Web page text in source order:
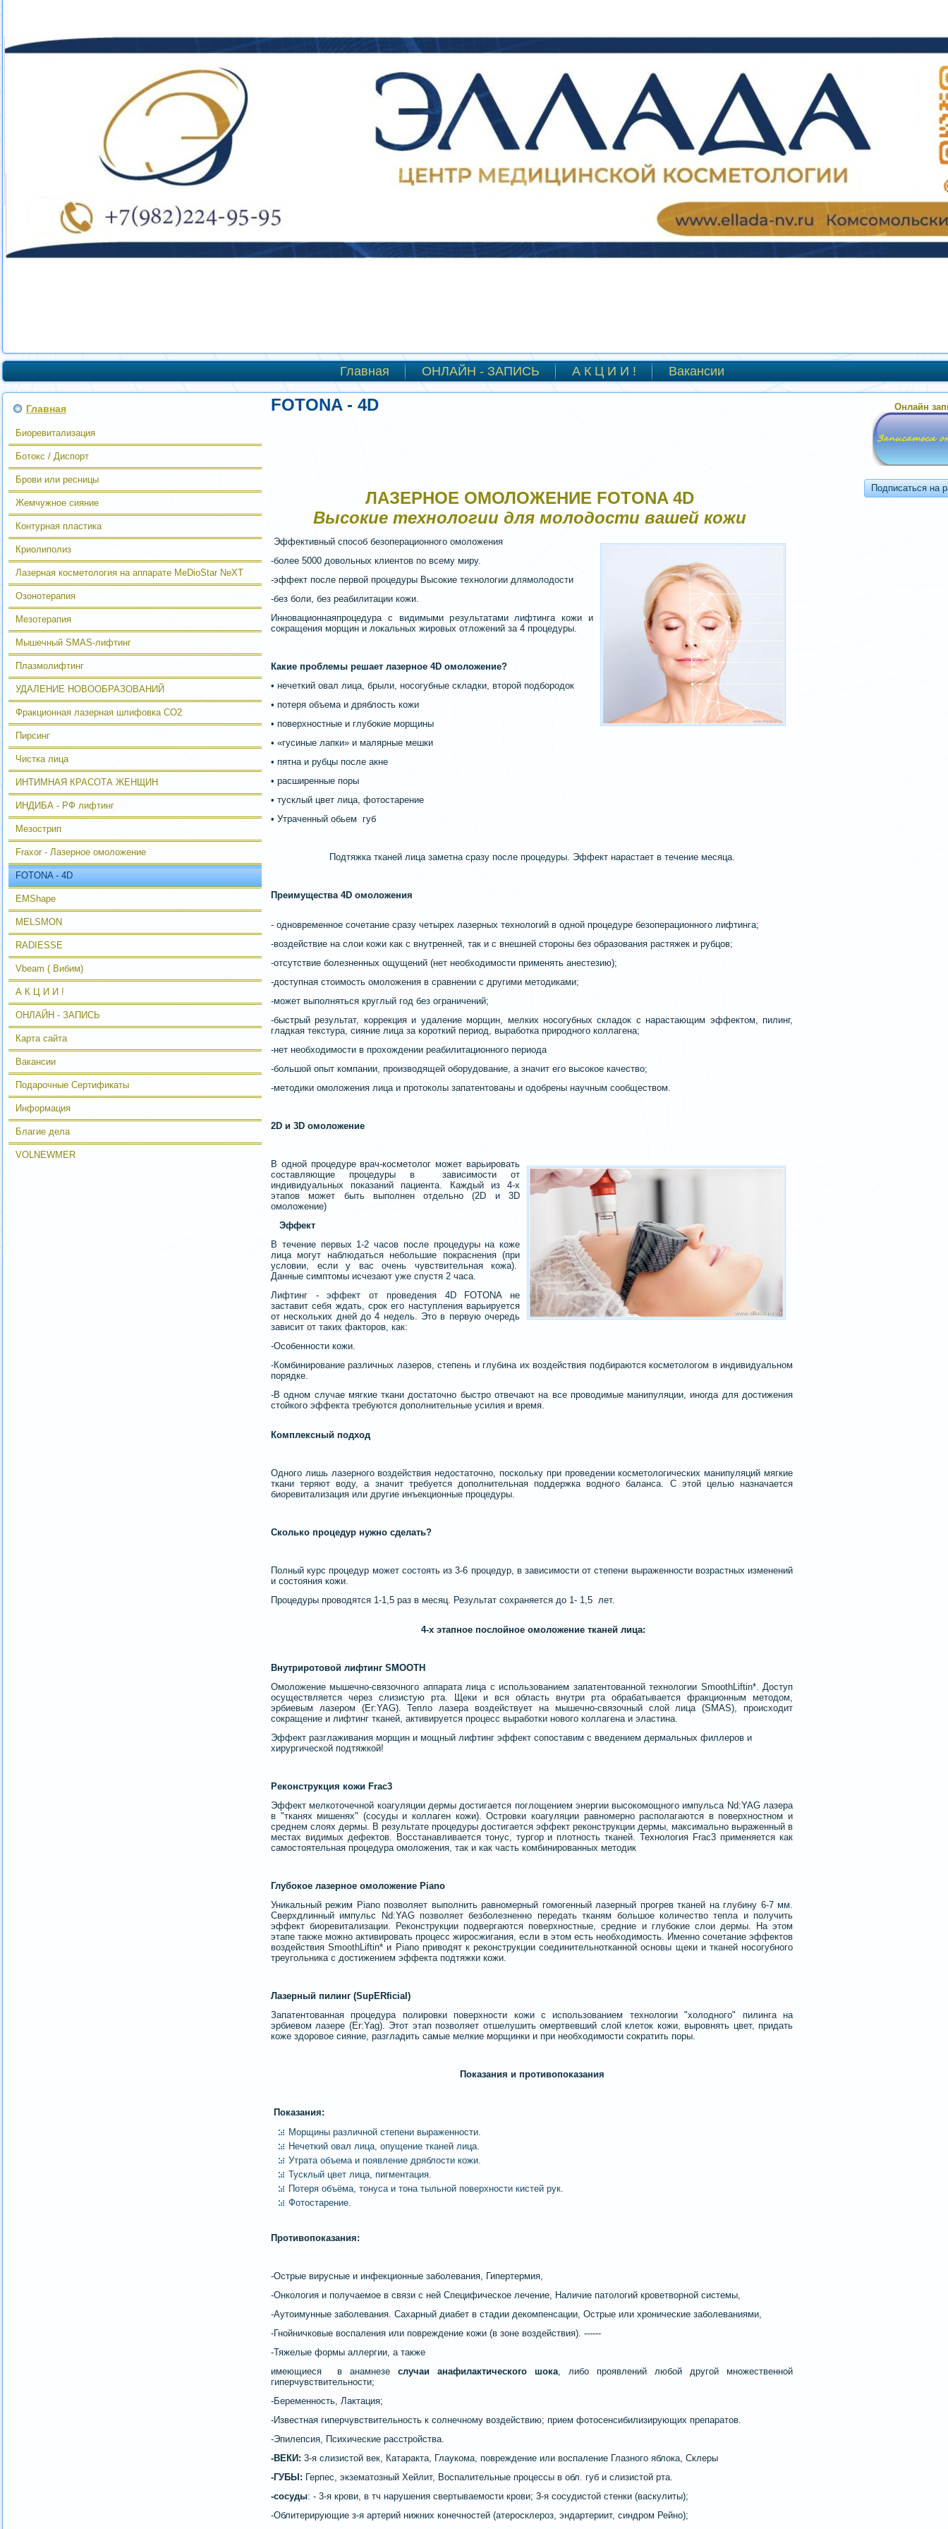
Главная ОНЛАЙН - ЗАПИСЬ А К Ц И И ! Вакансии
Главная
Биоревитализация
Ботокс / Диспорт
Брови или ресницы
Жемчужное сияние
Контурная пластика
Криолиполиз
Лазерная косметология на аппарате MeDioStar NeXT
Озонотерапия
Мезотерапия
Мышечный SMAS-лифтинг
Плазмолифтинг
УДАЛЕНИЕ НОВООБРАЗОВАНИЙ
Фракционная лазерная шлифовка CO2
Пирсинг
Чистка лица
ИНТИМНАЯ КРАСОТА ЖЕНЩИН
ИНДИБА - РФ лифтинг
Мезострип
Fraxor - Лазерное омоложение
FOTONA - 4D
EMShape
MELSMON
RADIESSE
Vbeam ( Вибим)
А К Ц И И !
ОНЛАЙН - ЗАПИСЬ
Карта сайта
Вакансии
Подарочные Сертификаты
Информация
Благие дела
VOLNEWMER
FOTONA - 4D
ЛАЗЕРНОЕ ОМОЛОЖЕНИЕ FOTONA 4D
Высокие технологии для молодости вашей кожи
Эффективный способ безоперационного омоложения
-более 5000 довольных клиентов по всему миру.
-эффект после первой процедуры Высокие технологии длямолодости
-без боли, без реабилитации кожи.
Инновационнаяпроцедура с видимыми результатами лифтинга кожи и
сокращения морщин и локальных жировых отложений за 4 процедуры.
Какие проблемы решает лазерное 4D омоложение?
• нечеткий овал лица, брыли, носогубные складки, второй подбородок
• потеря объема и дряблость кожи
• поверхностные и глубокие морщины
• «гусиные лапки» и малярные мешки
• пятна и рубцы после акне
• расширенные поры
• тусклый цвет лица, фотостарение
• Утраченный обьем губ
Подтяжка тканей лица заметна сразу после процедуры. Эффект нарастает в течение месяца.
Преимущества 4D омоложения
- одновременное сочетание сразу четырех лазерных технологий в одной процедуре безоперационного лифтинга;
-воздействие на слои кожи как с внутренней, так и с внешней стороны без образования растяжек и рубцов;
-отсутствие болезненных ощущений (нет необходимости применять анестезию);
-доступная стоимость омоложения в сравнении с другими методиками;
-может выполняться круглый год без ограничений;
-быстрый результат, коррекция и удаление морщин, мелких носогубных складок с нарастающим эффектом, пилинг,
гладкая текстура, сияние лица за короткий период, выработка природного коллагена;
-нет необходимости в прохождении реабилитационного периода
-большой опыт компании, производящей оборудование, а значит его высокое качество;
-методики омоложения лица и протоколы запатентованы и одобрены научным сообществом.
2D и 3D омоложение
В одной процедуре врач-косметолог может варьировать
составляющие процедуры в зависимости от
индивидуальных показаний пациента.
Каждый из 4-х
этапов может быть выполнен отдельно (2D и 3D
омоложение)
Эффект
В течение первых 1-2 часов после процедуры на коже
лица могут наблюдаться небольшие покраснения (при
условии, если у вас очень чувствительная кожа).
Данные симптомы исчезают уже спустя 2 часа.
Лифтинг - эффект от проведения 4D FOTONA не
заставит себя ждать, срок его наступления варьируется
от нескольких дней до 4 недель. Это в первую очередь
зависит от таких факторов, как:
-Особенности кожи.
-Комбинирование различных лазеров, степень и глубина их воздействия подбираются косметологом в индивидуальном
порядке.
-В одном случае мягкие ткани достаточно быстро отвечают на все проводимые манипуляции, иногда для достижения
стойкого эффекта требуются дополнительные усилия и время.
Комплексный подход
Одного лишь лазерного воздействия недостаточно, поскольку при проведении косметологических манипуляций мягкие
ткани теряют воду, а значит требуется дополнительная поддержка водного баланса. С этой целью назначается
биоревитализация или другие инъекционные процедуры.
Сколько процедур нужно сделать?
Полный курс процедур может состоять из 3-6 процедур, в зависимости от степени выраженности возрастных изменений
и состояния кожи.
Процедуры проводятся 1-1,5 раз в месяц. Результат сохраняется до 1- 1,5 лет.
4-х этапное послойное омоложение тканей лица:
Внутриротовой лифтинг SMOOTH
Омоложение мышечно-связочного аппарата лица с использованием запатентованной технологии SmoothLiftin*. Доступ
осуществляется через слизистую рта. Щеки и вся область внутри рта обрабатывается фракционным методом,
эрбиевым лазером (Er:YAG). Тепло лазера воздействует на мышечно-связочный слой лица (SMAS), происходит
сокращение и лифтинг тканей, активируется процесс выработки нового коллагена и эластина.
Эффект разглаживания морщин и мощный лифтинг эффект сопоставим с введением дермальных филлеров и
хирургической подтяжкой!
Реконструкция кожи Frac3
Эффект мелкоточечной коагуляции дермы достигается поглощением энергии высокомощного импульса Nd:YAG лазера
в "тканях мишенях" (сосуды и коллаген кожи). Островки коагуляции равномерно располагаются в поверхностном и
среднем слоях дермы. В результате процедуры достигается эффект реконструкции дермы, максимально выраженный в
местах видимых дефектов. Восстанавливается тонус, тургор и плотность тканей. Технология Frac3 применяется как
самостоятельная процедура омоложения, так и как часть комбинированных методик
Глубокое лазерное омоложение Piano
Уникальный режим Piano позволяет выполнить равномерный гомогенный лазерный прогрев тканей на глубину 6-7 мм.
Сверхдлинный импульс Nd:YAG позволяет безболезненно передать тканям большое количество тепла и получить
эффект биоревитализации. Реконструкции подвергаются поверхностные, средние и глубокие слои дермы. На этом
этапе также можно активировать процесс жиросжигания, если в этом есть необходимость. Именно сочетание эффектов
воздействия SmoothLiftin* и Piano приводят к реконструкции соединительнотканной основы щеки и тканей носогубного
треугольника с достижением эффекта подтяжки кожи.
Лазерный пилинг (SupERficial)
Запатентованная процедура полировки поверхности кожи с использованием технологии "холодного" пилинга на
эрбиевом лазере (Er:Yag). Этот этап позволяет отшелушить омертвевший слой клеток кожи, выровнять цвет, придать
коже здоровое сияние, разгладить самые мелкие морщинки и при необходимости сократить поры.
Показания и противопоказания
Показания:
Морщины различной степени выраженности.
Нечеткий овал лица, опущение тканей лица.
Утрата объема и появление дряблости кожи.
Тусклый цвет лица, пигментация.
Потеря объёма, тонуса и тона тыльной поверхности кистей рук.
Фотостарение.
Противопоказания:
-Острые вирусные и инфекционные заболевания, Гипертермия,
-Онкология и получаемое в связи с ней Специфическое лечение, Наличие патологий кроветворной системы,
-Аутоимунные заболевания. Сахарный диабет в стадии декомпенсации, Острые или хронические заболеваниями,
-Гнойничковые воспаления или повреждение кожи (в зоне воздействия). ------
-Тяжелые формы аллергии, а также
имеющиеся в анамнезе случаи анафилактического шока, либо проявлений любой другой множественной
гиперчувствительности;
-Беременность, Лактация;
-Известная гиперчувствительность к солнечному воздействию; прием фотосенсибилизирующих препаратов.
-Эпилепсия, Психические расстройства.
-ВЕКИ: 3-я слизистой век, Катаракта, Глаукома, повреждение или воспаление Глазного яблока, Склеры
-ГУБЫ: Герпес, экзематозный Хейлит, Воспалительные процессы в обл. губ и слизистой рта.
-сосуды: - 3-я крови, в тч нарушения свертываемости крови; 3-я сосудистой стенки (васкулиты);
-Облитерирующие з-я артерий нижних конечностей (атеросклероз, эндартериит, синдром Рейно);
Онлайн